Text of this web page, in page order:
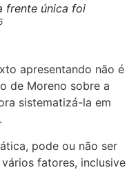
frente única foi
apresentando não é
de Moreno sobre a
sistematizá-la em
pode ou não ser
fatores, inclusive